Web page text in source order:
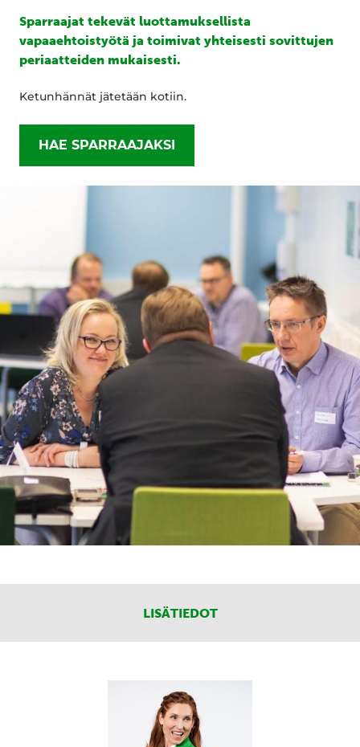
Sparraajat tekevät luottamuksellista
vapaaehtoistyötä ja toimivat yhteisesti sovittujen
periaatteiden mukaisesti.
Ketunhännät jätetään kotiin.
HAE SPARRAAJAKSI
LISÄTIEDOT